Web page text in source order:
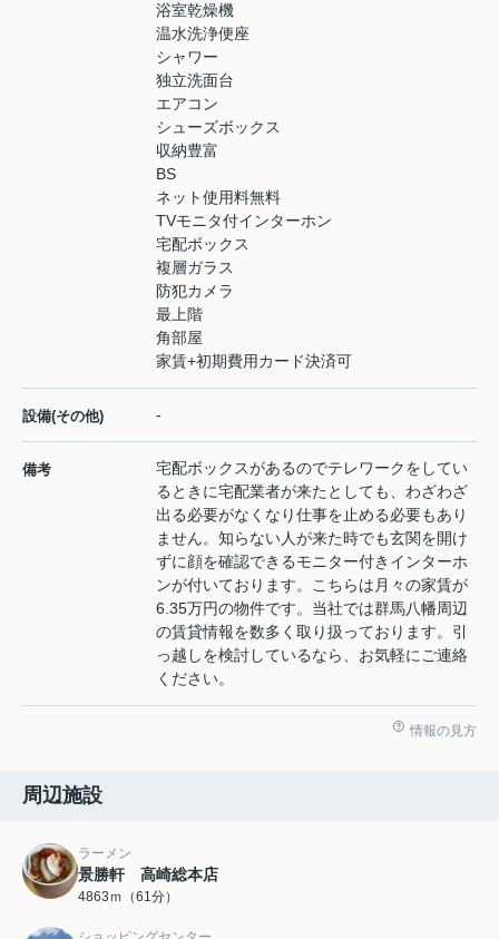
浴室乾燥機
温水洗浄便座
シャワー
独立洗面台
エアコン
シューズボックス
収納豊富
BS
ネット使用料無料
TVモニタ付インターホン
宅配ボックス
複層ガラス
防犯カメラ
最上階
角部屋
家賃+初期費用カード決済可
設備(その他) -
備考
宅配ボックスがあるのでテレワークをしてい
るときに宅配業者が来たとしても、わざわざ
出る必要がなくなり仕事を止める必要もあり
ません。知らない人が来た時でも玄関を開け
ずに顔を確認できるモニター付きインターホ
ンが付いております。こちらは月々の家賃が
6.35万円の物件です。当社では群馬八幡周辺
の賃貸情報を数多く取り扱っております。引
っ越しを検討しているなら、お気軽にご連絡
ください。
情報の見方
周辺施設
ラーメン
景勝軒 高崎総本店
4863ｍ（61分）